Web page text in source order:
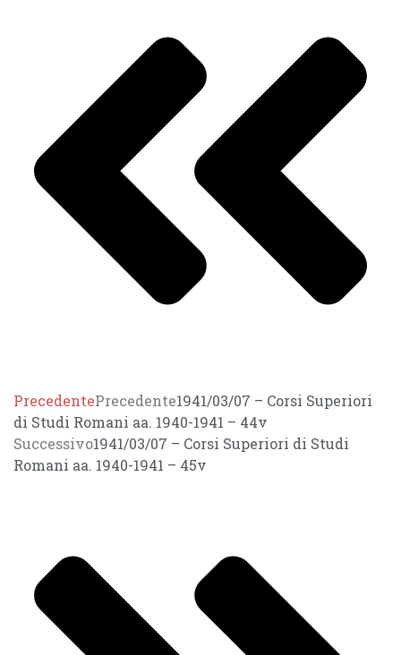
PrecedentePrecedente1941/03/07 – Corsi Superiori
di Studi Romani aa. 1940-1941 – 44v
Successivo1941/03/07 – Corsi Superiori di Studi
Romani aa. 1940-1941 – 45v